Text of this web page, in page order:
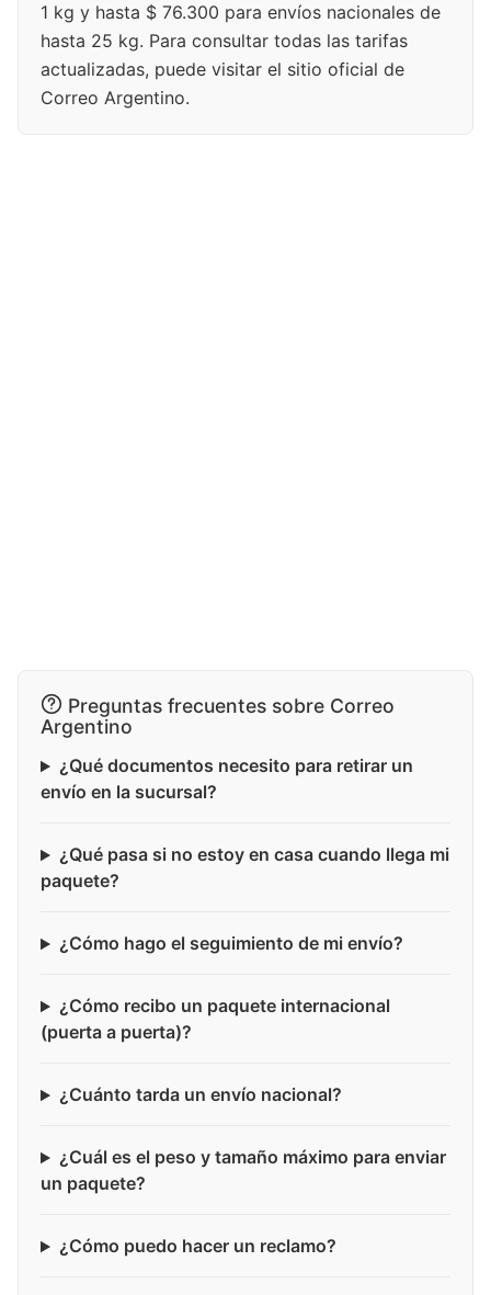
1 kg y hasta $ 76.300 para envíos nacionales de
hasta 25 kg. Para consultar todas las tarifas
actualizadas, puede visitar el sitio oficial de
Correo Argentino.
Preguntas frecuentes sobre Correo
Argentino
¿Qué documentos necesito para retirar un
envío en la sucursal?
¿Qué pasa si no estoy en casa cuando llega mi
paquete?
¿Cómo hago el seguimiento de mi envío?
¿Cómo recibo un paquete internacional
(puerta a puerta)?
¿Cuánto tarda un envío nacional?
¿Cuál es el peso y tamaño máximo para enviar
un paquete?
¿Cómo puedo hacer un reclamo?